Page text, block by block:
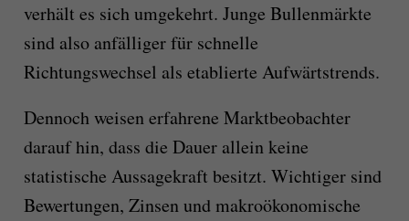
verhält es sich umgekehrt. Junge Bullenmärkte
sind also anfälliger für schnelle
Richtungswechsel als etablierte Aufwärtstrends.
Dennoch weisen erfahrene Marktbeobachter
darauf hin, dass die Dauer allein keine
statistische Aussagekraft besitzt. Wichtiger sind
Bewertungen, Zinsen und makroökonomische